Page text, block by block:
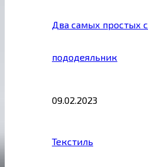
Два самых простых
пододеяльник
09.02.2023
Текстиль